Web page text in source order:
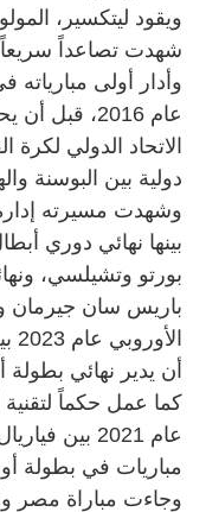
شهدت تصاعداً سريعاً
وأدار أولى
عام 2016،
دولية بين البوسنة
وشهدت مسيرته إدارة
باريس سان جيرمان
أن يدير نهائي بطولة أوروبا 2024 بين
كما عمل حكماً لتقنية
عام 2021 بين
مباريات في بطولة أوروبا تحت 21
وجاءت مباراة مصر